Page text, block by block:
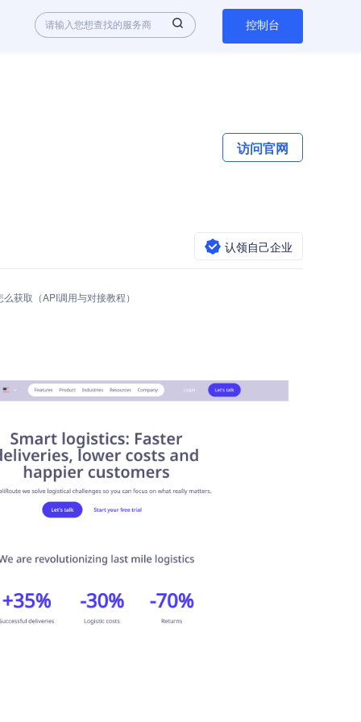
控制台
访问官网
认领自己企业
获取（API调用与对接教程）